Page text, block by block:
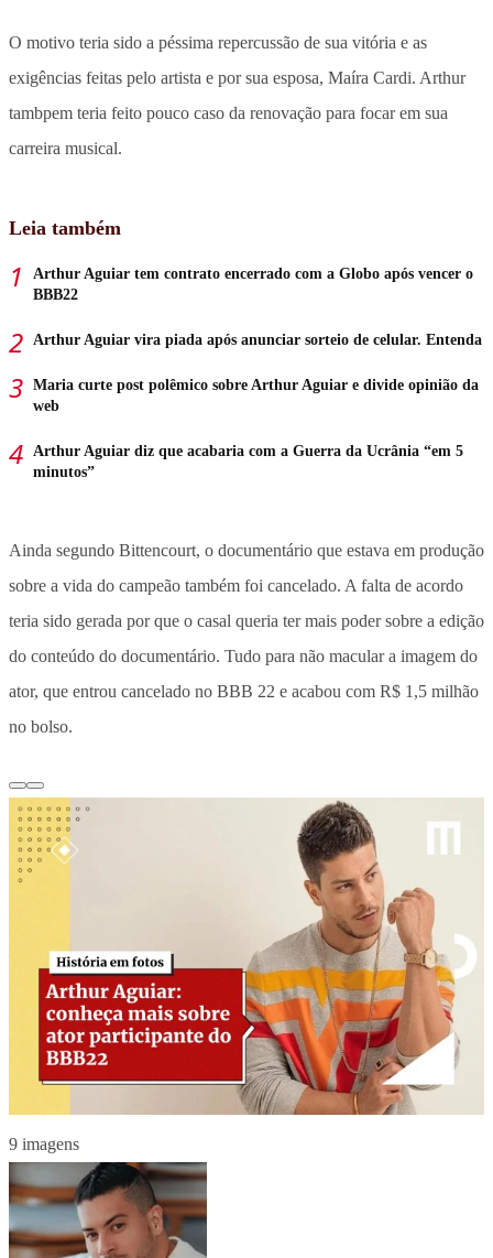
O motivo teria sido a péssima repercussão de sua vitória e as
exigências feitas pelo artista e por sua esposa, Maíra Cardi. Arthur
tambpem teria feito pouco caso da renovação para focar em sua
carreira musical.
Leia também
Arthur Aguiar tem contrato encerrado com a Globo após vencer o
BBB22
Arthur Aguiar vira piada após anunciar sorteio de celular. Entenda
Maria curte post polêmico sobre Arthur Aguiar e divide opinião da
web
Arthur Aguiar diz que acabaria com a Guerra da Ucrânia “em 5
minutos”
Ainda segundo Bittencourt, o documentário que estava em produção
sobre a vida do campeão também foi cancelado. A falta de acordo
teria sido gerada por que o casal queria ter mais poder sobre a edição
do conteúdo do documentário. Tudo para não macular a imagem do
ator, que entrou cancelado no BBB 22 e acabou com R$ 1,5 milhão
no bolso.
9 imagens